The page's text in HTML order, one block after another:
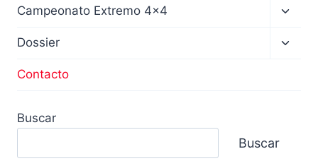
Campeonato Extremo 4×4
hijo
Dossier
Contacto
Buscar
Buscar